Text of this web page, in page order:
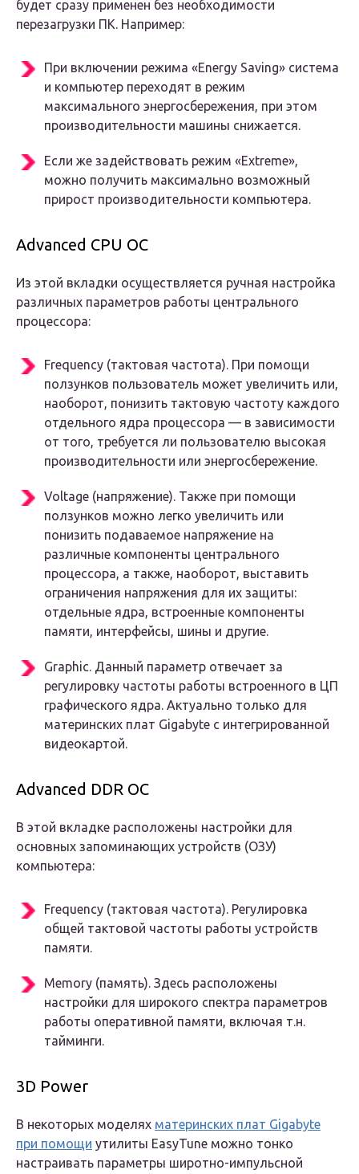
будет сразу применен без необходимости
перезагрузки ПК. Например:
При включении режима «Energy Saving» система
и компьютер переходят в режим
максимального энергосбережения, при этом
производительности машины снижается.
Если же задействовать режим «Extreme»,
можно получить максимально возможный
прирост производительности компьютера.
Advanced CPU OC
Из этой вкладки осуществляется ручная настройка
различных параметров работы центрального
процессора:
Frequency (тактовая частота). При помощи
ползунков пользователь может увеличить или,
наоборот, понизить тактовую частоту каждого
отдельного ядра процессора — в зависимости
от того, требуется ли пользователю высокая
производительности или энергосбережение.
Voltage (напряжение). Также при помощи
ползунков можно легко увеличить или
понизить подаваемое напряжение на
различные компоненты центрального
процессора, а также, наоборот, выставить
ограничения напряжения для их защиты:
отдельные ядра, встроенные компоненты
памяти, интерфейсы, шины и другие.
Graphic. Данный параметр отвечает за
регулировку частоты работы встроенного в ЦП
графического ядра. Актуально только для
материнских плат Gigabyte с интегрированной
видеокартой.
Advanced DDR OC
В этой вкладке расположены настройки для
основных запоминающих устройств (ОЗУ)
компьютера:
Frequency (тактовая частота). Регулировка
общей тактовой частоты работы устройств
памяти.
Memory (память). Здесь расположены
настройки для широкого спектра параметров
работы оперативной памяти, включая т.н.
тайминги.
3D Power
В некоторых моделях материнских плат Gigabyte
при помощи утилиты EasyTune можно тонко
настраивать параметры широтно-импульсной